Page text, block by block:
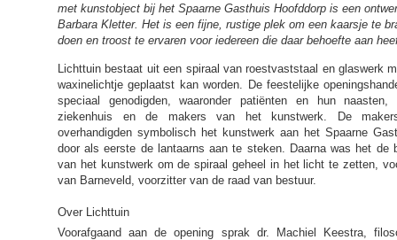
met kunstobject bij het Spaarne Gasthuis Hoofddorp is een
Barbara Kletter. Het is een fijne, rustige plek om een kaarsje te
doen en troost te ervaren voor iedereen die daar behoefte aan
Lichttuin bestaat uit een spiraal van roestvaststaal en glaswerk
waxinelichtje geplaatst kan worden. De feestelijke
speciaal genodigden, waaronder patiënten en hun naasten,
ziekenhuis en de makers van het kunstwerk. De
overhandigden symbolisch het kunstwerk aan het Spaarne
door als eerste de lantaarns aan te steken. Daarna was het de
van het kunstwerk om de spiraal geheel in het licht te zetten,
van Barneveld, voorzitter van de raad van bestuur.
Over Lichttuin
Voorafgaand aan de opening sprak dr. Machiel Keestra,